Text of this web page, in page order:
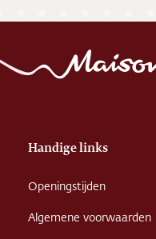
Handige links
Openingstijden
Algemene voorwaarden